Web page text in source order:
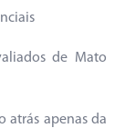
de Mato
atrás apenas da